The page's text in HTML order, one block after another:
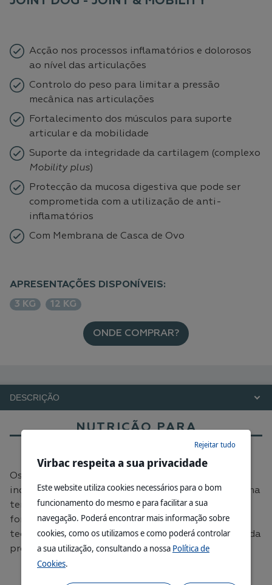
Acção nos processos inflamatórios e dolorosos
ao nível das articulações
Controlo do peso para limitar a pressão
mecânica nas articulações
Fortalecimento dos músculos para suporte
articular e da mobilidade
Suporte da integridade da cartilagem (complexo
Mobility plus)
Protecção da mucosa digestiva que pode ser
comprometida com a utilização de anti-
inflamatórios
Com Membrana de Casca de Ovo
APRESENTAÇÕES DISPONÍVEIS:
3 KG
12 KG
ONDE COMPRAR?
DESCRIÇÃO
NUTRIÇÃO PARA
Os cães e os gatos são carnívoros
independentemente do seu estado de saúde. A gama
terapêutica VETERINARY HPM baseia-se numa
formulação com elevado teor de proteínas e baixo
teor de hidratos de carbono (HP-LC), em que 90% da
proteína é de origem animal.
Virbac respeita a sua privacidade
Este website utiliza cookies necessários para o bom
funcionamento do mesmo e para facilitar a sua
navegação. Poderá encontrar mais informação sobre
cookies, como os utilizamos e como poderá controlar
a sua utilização, consultando a nossa Política de
Cookies.
Rejeitar tudo